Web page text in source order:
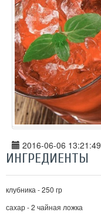
2016-06-06 13:21:49
ИНГРЕДИЕНТЫ
клубника - 250 гр
сахар - 2 чайная ложка